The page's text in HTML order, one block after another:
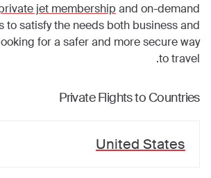
jet membership and on-demand
to satisfy the needs both business and
for a safer and more secure way
to travel.
Private Flights to Countries
United States